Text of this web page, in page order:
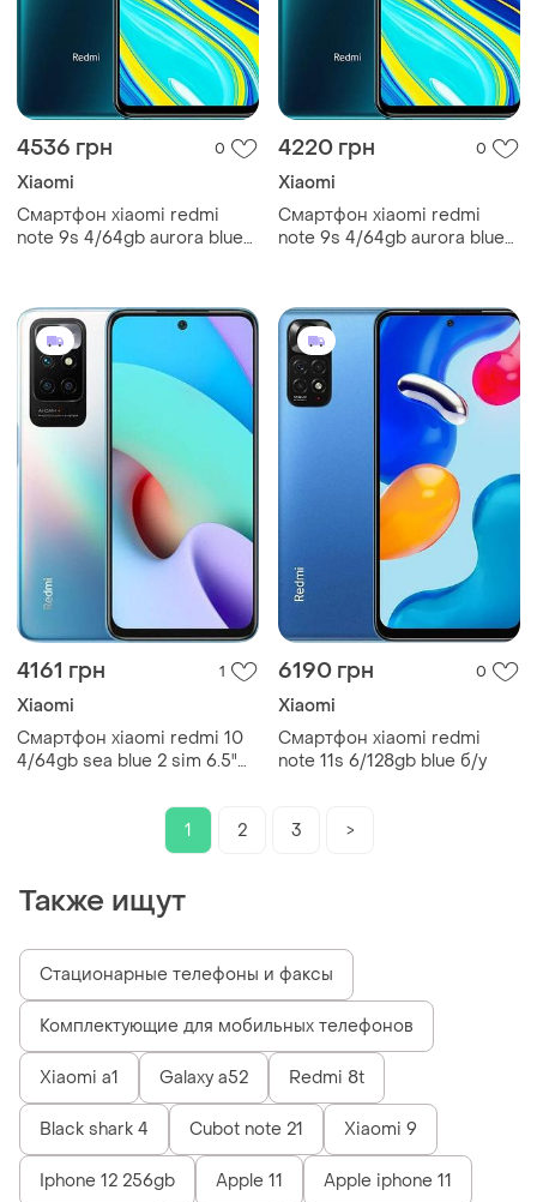
4536 грн 0
Xiaomi
Смартфон xiaomi redmi
note 9s 4/64gb aurora blue
5020 mah snapdragon 7
потужний
4220 грн 0
Xiaomi
Смартфон xiaomi redmi
note 9s 4/64gb aurora blue
5020 mah snapdragon 7 67
4161 грн 1
Xiaomi
Смартфон xiaomi redmi 10
4/64gb sea blue 2 sim 6.5"
6190 грн 0
Xiaomi
Смартфон xiaomi redmi
note 11s 6/128gb blue б/у
1 2 3 >
Также ищут
Стационарные телефоны и факсы
Комплектующие для мобильных телефонов
Xiaomi a1 Galaxy a52 Redmi 8t
Black shark 4 Cubot note 21 Xiaomi 9
Iphone 12 256gb Apple 11 Apple iphone 11